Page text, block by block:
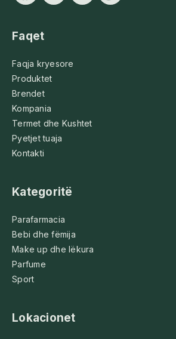
Faqet
Faqja kryesore
Produktet
Brendet
Kompania
Termet dhe Kushtet
Pyetjet tuaja
Kontakti
Kategoritë
Parafarmacia
Bebi dhe fëmija
Make up dhe lëkura
Parfume
Sport
Lokacionet